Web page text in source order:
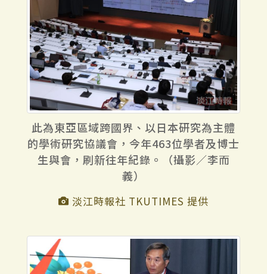
此為東亞區域跨國界、以日本研究為主體
的學術研究協議會，今年463位學者及博士
生與會，刷新往年紀錄。（攝影／李而
義）
淡江時報社 TKUTIMES 提供